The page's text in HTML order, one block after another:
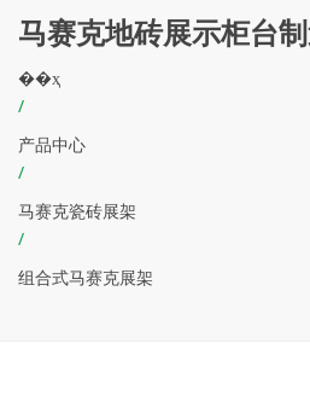
马赛克地砖展示柜台
��ҳ
/
产品中心
/
马赛克瓷砖展架
/
组合式马赛克展架